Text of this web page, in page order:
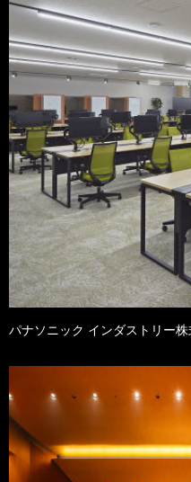
パナソニック インダストリー